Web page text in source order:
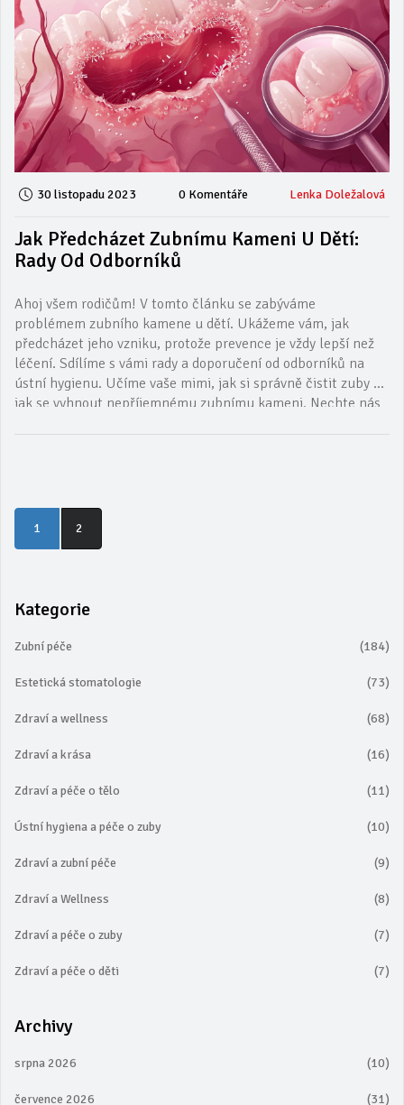
něčemu tak vážnému?
30 listopadu 2023 0 Komentáře Lenka Doležalová
Jak Předcházet Zubnímu Kameni U Dětí:
Rady Od Odborníků
Ahoj všem rodičům! V tomto článku se zabýváme
problémem zubního kamene u dětí. Ukážeme vám, jak
předcházet jeho vzniku, protože prevence je vždy lepší než
léčení. Sdílíme s vámi rady a doporučení od odborníků na
ústní hygienu. Učíme vaše mimi, jak si správně čistit zuby a
jak se vyhnout nepříjemnému zubnímu kameni. Nechte nás
1 2
Kategorie
Zubní péče (184)
Estetická stomatologie (73)
Zdraví a wellness (68)
Zdraví a krása (16)
Zdraví a péče o tělo (11)
Ústní hygiena a péče o zuby (10)
Zdraví a zubní péče (9)
Zdraví a Wellness (8)
Zdraví a péče o zuby (7)
Zdraví a péče o děti (7)
Archivy
srpna 2026 (10)
července 2026 (31)